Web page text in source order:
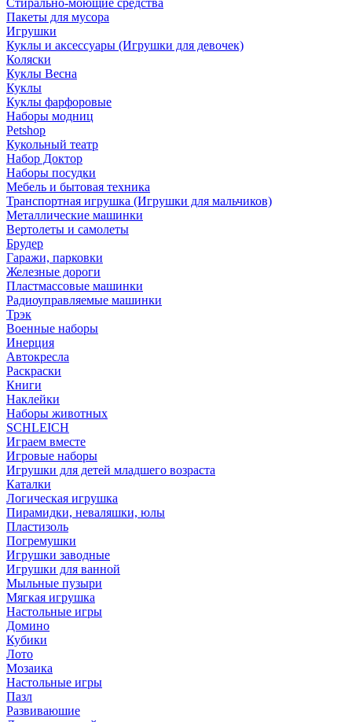
Стирально-моющие средства
Пакеты для мусора
Игрушки
Куклы и аксессуары (Игрушки для девочек)
Коляски
Куклы Весна
Куклы
Куклы фарфоровые
Наборы модниц
Petshop
Кукольный театр
Набор Доктор
Наборы посудки
Мебель и бытовая техника
Транспортная игрушка (Игрушки для мальчиков)
Металлические машинки
Вертолеты и самолеты
Брудер
Гаражи, парковки
Железные дороги
Пластмассовые машинки
Радиоуправляемые машинки
Трэк
Военные наборы
Инерция
Автокресла
Раскраски
Книги
Наклейки
Наборы животных
SCHLEICH
Играем вместе
Игровые наборы
Игрушки для детей младшего возраста
Каталки
Логическая игрушка
Пирамидки, неваляшки, юлы
Пластизоль
Погремушки
Игрушки заводные
Игрушки для ванной
Мыльные пузыри
Мягкая игрушка
Настольные игры
Домино
Кубики
Лото
Мозаика
Настольные игры
Пазл
Развиваюшие